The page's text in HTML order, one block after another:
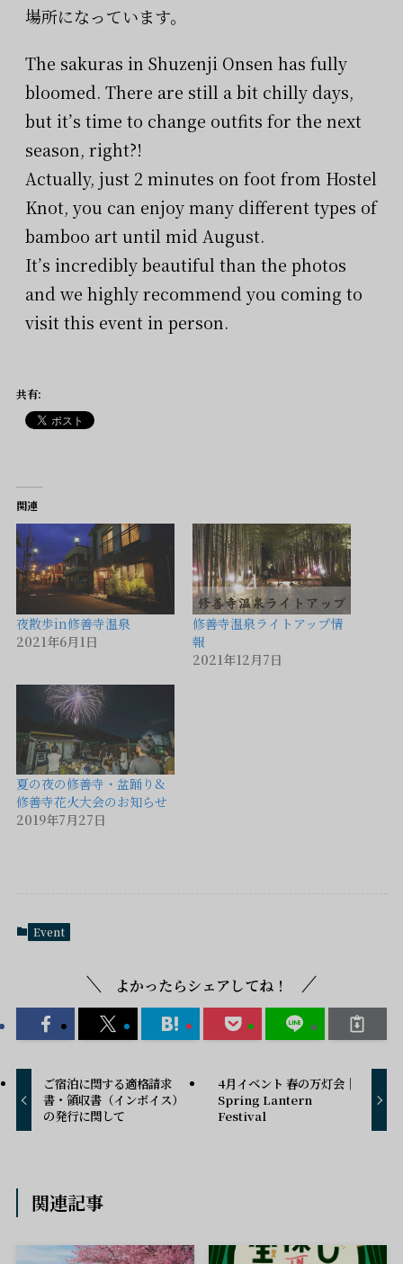
場所になっています。
The sakuras in Shuzenji Onsen has fully
bloomed. There are still a bit chilly days,
but it’s time to change outfits for the next
season, right?!
Actually, just 2 minutes on foot from Hostel
Knot, you can enjoy many different types of
bamboo art until mid August.
It’s incredibly beautiful than the photos
and we highly recommend you coming to
visit this event in person.
共有:
関連
夜散歩in修善寺温泉
2021年6月1日
修善寺温泉ライトアップ情
報
2021年12月7日
夏の夜の修善寺・盆踊り&
修善寺花火大会のお知らせ
2019年7月27日
Event
よかったらシェアしてね！
ご宿泊に関する適格請求
書・領収書（インボイス）
の発行に関して
4月イベント 春の万灯会｜
Spring Lantern
Festival
関連記事